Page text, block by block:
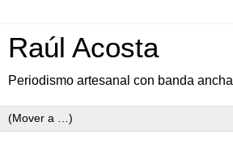
Raúl Acosta
Periodismo artesanal con banda ancha